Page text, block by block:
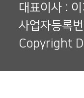
대표이사 : 이
사업자등록
Copyright